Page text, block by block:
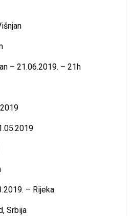
– 21.06.2019. – 21h
– Rijeka
Srbija